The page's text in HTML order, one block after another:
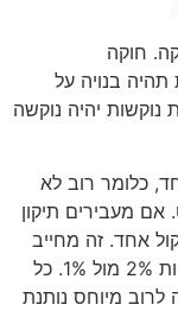
חוקה
בנויה על
נוקשות יהיה נוקשה
כלומר רוב לא
אם מעבירים תיקון
חייב לעבור בתמיכה של 50% + קול אחד. זה מחייב
נוכחות, תמיכה אקטיבית. רוב פשוט יכול להיות 2% מול 1%. כל
לרוב מיוחס נותנת